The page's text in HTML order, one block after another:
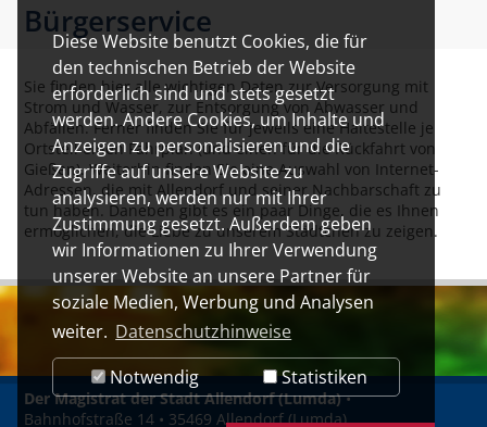
Diese Website benutzt Cookies, die für
den technischen Betrieb der Website
erforderlich sind und stets gesetzt
werden. Andere Cookies, um Inhalte und
Anzeigen zu personalisieren und die
Zugriffe auf unsere Website zu
analysieren, werden nur mit Ihrer
Zustimmung gesetzt. Außerdem geben
wir Informationen zu Ihrer Verwendung
unserer Website an unsere Partner für
soziale Medien, Werbung und Analysen
weiter. Datenschutzhinweise
Notwendig
Statistiken
Bürgerservice
Sie finden hier alle wichtigen Daten zur Versorgung mit
Strom und Wasser, zur Entsorgung von Abwasser und
Abfällen. Ferner finden Sie für jeweils eine Haltestelle je
Ortsteil einen Fahrplan (und einen für die Rückfahrt von
Gießen). Weiterhin finden Sie eine Auswahl von Internet-
Adressen, die mit Allendorf und seiner Nachbarschaft zu
tun haben. Daneben gibt es ein paar Dinge, die es Ihnen
ermöglichen, die Liebe zu unserem Städtchen zu zeigen.
Der Magistrat der Stadt Allendorf (Lumda)•
Bahnhofstraße 14 • 35469 Allendorf (Lumda)